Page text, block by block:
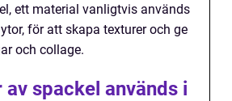
ett material vanligtvis används
för att skapa texturer och ge
och collage.
spackel används i